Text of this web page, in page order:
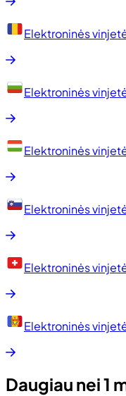
Elektroninės
Elektroninės
Elektroninės
Elektroninės
Elektroninės
Elektroninės
Daugiau nei 1